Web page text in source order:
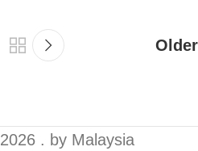
Older
2026 . by Malaysia